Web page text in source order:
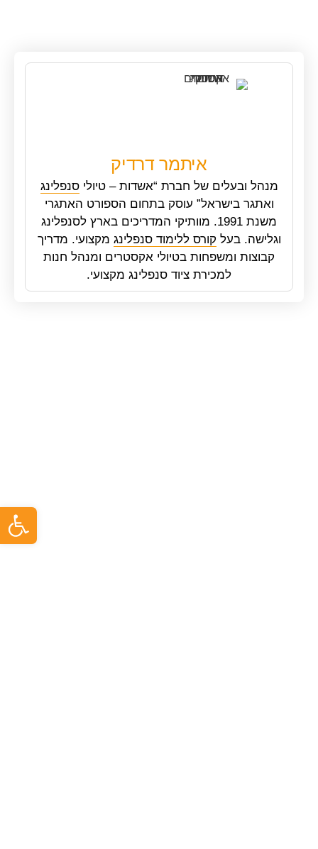
איתמר דרדיק
מנהל ובעלים של חברת “אשדות – טיוליסנפלינג
ואתגר בישראל” עוסק בתחום הספורט האתגרי
משנת 1991. מוותיקי המדריכים בארץ לסנפלינג
וגלישה. בעל קורס ללימוד סנפלינג מקצועי. מדריך
קבוצות ומשפחות בטיולי אקסטרים ומנהל חנות
למכירת ציוד סנפלינג מקצועי.
פתח